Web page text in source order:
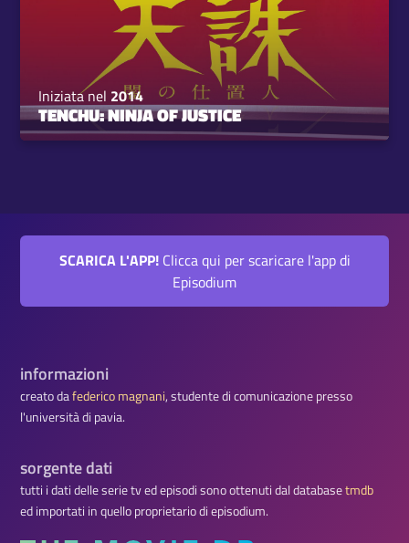
Iniziata nel 2014
TENCHU: NINJA OF JUSTICE
SCARICA L'APP!Clicca qui per scaricare l'app di
Episodium
informazioni
creato dafederico magnani, studente di comunicazione presso
l'università di pavia.
sorgente dati
tutti i dati delle serie tv ed episodi sono ottenuti dal databasetmdb
ed importati in quello proprietario di episodium.